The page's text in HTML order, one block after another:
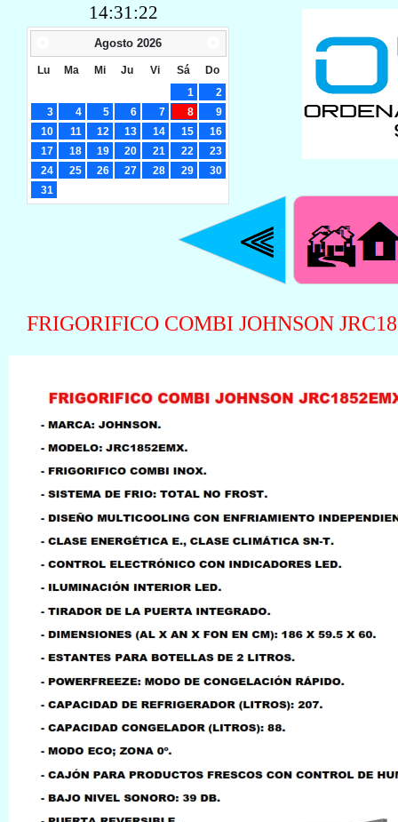
LLAMAR AL TELEFONO
957156032
626246281
FRIGORIFICO COMBI JOHNSON
14:31:23
Agosto 2026
Lu Ma Mi Ju Vi Sá
Do
1
2
3
4 5 6 7 8
9
10
11 12 13 14 15
16
17
18 19 20 21 22
23
24
25 26 27 28 29
30
31